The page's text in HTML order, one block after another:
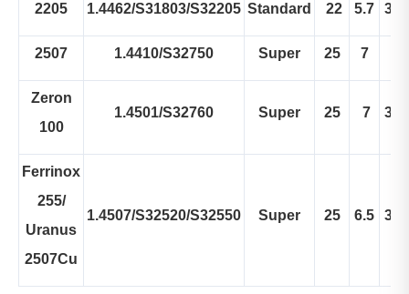
2205 1.4462/S31803/S32205 Standard 22 5.7 3.1
2507 1.4410/S32750 Super 25 7
Zeron
100
1.4501/S32760 Super 25 7 3.2
Ferrinox
255/
Uranus
2507Cu
1.4507/S32520/S32550 Super 25 6.5 3.5